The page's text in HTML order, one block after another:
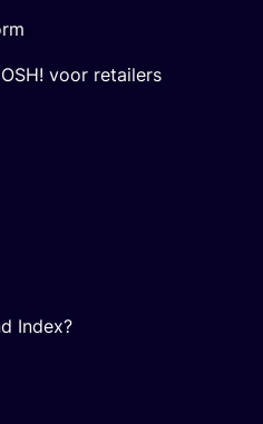
voor retailers
Index?